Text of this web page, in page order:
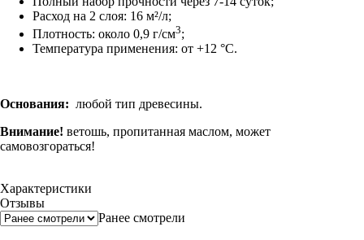
Расход на 2 слоя: 16 м²/л;
Плотность: около 0,9 г/см3;
Температура применения: от +12 °C.
Основания: любой тип древесины.
Внимание! ветошь, пропитанная маслом, может
самовозгораться!
Характеристики
Отзывы
Ранее смотрели